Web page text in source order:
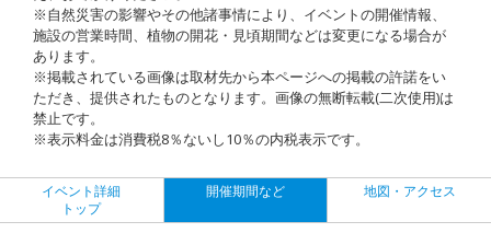
※自然災害の影響やその他諸事情により、イベントの開催情報、
施設の営業時間、植物の開花・見頃期間などは変更になる場合が
あります。
※掲載されている画像は取材先から本ページへの掲載の許諾をい
ただき、提供されたものとなります。画像の無断転載(二次使用)は
禁止です。
※表示料金は消費税8％ないし10％の内税表示です。
イベント詳細
トップ
開催期間など 地図・アクセス